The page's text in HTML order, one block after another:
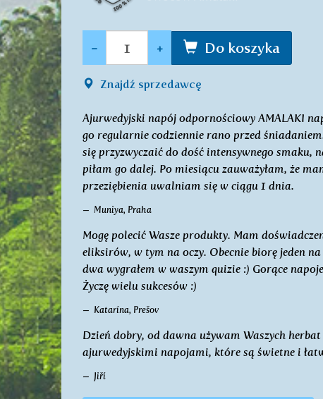
- + Do koszyka
Znajdź sprzedawcę
Ajurwedyjski napój odpornościowy AMALAKI
go regularnie codziennie rano przed
się przyzwyczaić do dość intensywnego
piłam go dalej. Po miesiącu zauważyłam, że
przeziębienia uwalniam się w ciągu 1 dnia.
Muniya, Praha
Mogę polecić Wasze produkty. Mam
eliksirów, w tym na oczy. Obecnie biorę jeden
dwa wygrałem w waszym quizie :) Gorące
Życzę wielu sukcesów :)
Katarína, Prešov
Dzień dobry, od dawna używam Waszych
ajurwedyjskimi napojami, które są świetne i
Jiří